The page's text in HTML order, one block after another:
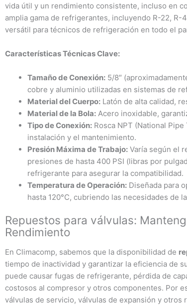
vida útil y un rendimiento consistente, incluso en
amplia gama de refrigerantes, incluyendo R-22,
versátil para técnicos de refrigeración en todo el
Características Técnicas Clave:
Tamaño de Conexión: 5/8″
cobre y aluminio utilizadas en sistemas de
Material del Cuerpo: Latón de alta calidad,
Material de la Bola: Acero inoxidable,
Tipo de Conexión: Rosca NPT (National
instalación y el mantenimiento.
Presión Máxima de Trabajo: Varía según el
presiones de hasta 400 PSI (libras por
refrigerante para asegurar la compatibilidad.
Temperatura de Operación: Diseñada para
hasta 120°C, cubriendo las necesidades de
Repuestos para válvulas:
Rendimiento
En Climacomp, sabemos que la disponibilidad de
tiempo de inactividad y garantizar la eficiencia de
puede causar fugas de refrigerante, pérdida de
costosos al compresor y otros componentes. Por
válvulas de servicio, válvulas de expansión y